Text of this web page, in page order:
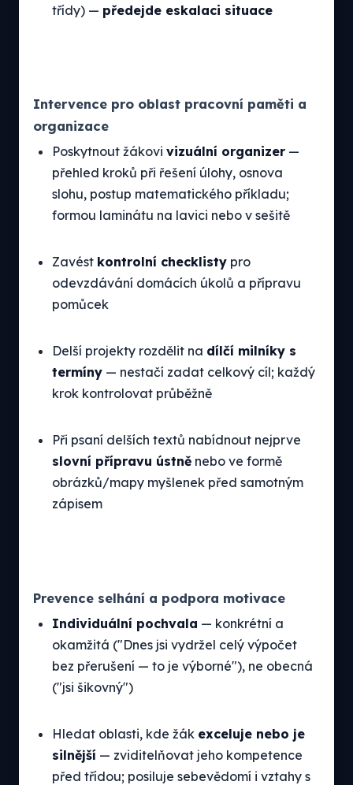
třídy) — předejde eskalaci situace
Intervence pro oblast pracovní paměti a
organizace
Poskytnout žákovi vizuální organizer —
přehled kroků při řešení úlohy, osnova
slohu, postup matematického příkladu;
formou laminátu na lavici nebo v sešitě
Zavést kontrolní checklisty pro
odevzdávání domácích úkolů a přípravu
pomůcek
Delší projekty rozdělit na dílčí milníky s
termíny — nestačí zadat celkový cíl; každý
krok kontrolovat průběžně
Při psaní delších textů nabídnout nejprve
slovní přípravu ústně nebo ve formě
obrázků/mapy myšlenek před samotným
zápisem
Prevence selhání a podpora motivace
Individuální pochvala — konkrétní a
okamžitá ("Dnes jsi vydržel celý výpočet
bez přerušení — to je výborné"), ne obecná
("jsi šikovný")
Hledat oblasti, kde žák exceluje nebo je
silnější — zviditelňovat jeho kompetence
před třídou; posiluje sebevědomí i vztahy s